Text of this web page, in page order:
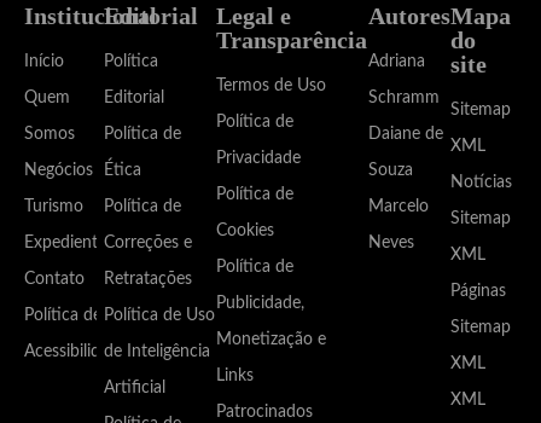
Institucional
Início
Quem
Somos
Negócios
Turismo
Expediente
Contato
Política de
Acessibilidade
Editorial
Política
Editorial
Política de
Ética
Política de
Correções e
Retratações
Política de Uso
de Inteligência
Artificial
Legal e
Transparência
Termos de Uso
Política de
Privacidade
Política de
Cookies
Política de
Publicidade,
Monetização e
Links
Patrocinados
Autores
Adriana
Schramm
Daiane de
Souza
Marcelo
Neves
Mapa
do
site
Sitemap
XML
Notícias
Sitemap
XML
Páginas
Sitemap
XML
XML